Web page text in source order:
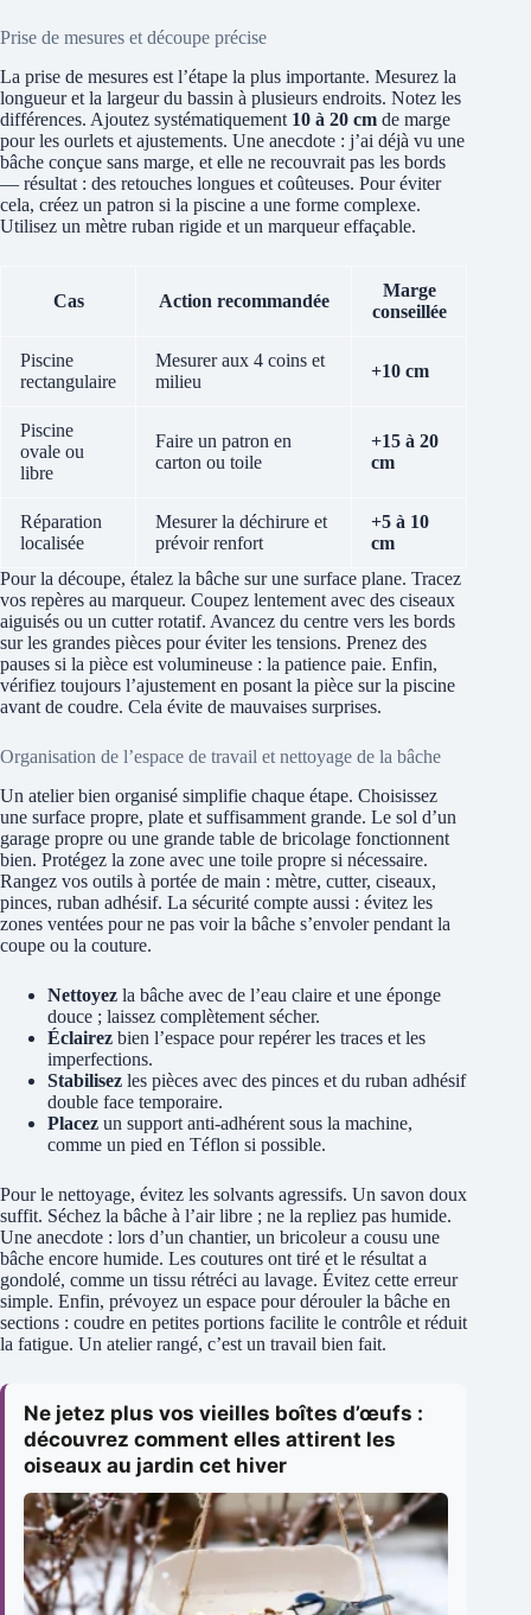
Prise de mesures et découpe précise
La prise de mesures est l’étape la plus importante. Mesurez la
longueur et la largeur du bassin à plusieurs endroits. Notez les
différences. Ajoutez systématiquement 10 à 20 cm de marge
pour les ourlets et ajustements. Une anecdote : j’ai déjà vu une
bâche conçue sans marge, et elle ne recouvrait pas les bords
— résultat : des retouches longues et coûteuses. Pour éviter
cela, créez un patron si la piscine a une forme complexe.
Utilisez un mètre ruban rigide et un marqueur effaçable.
Cas Action recommandée
Marge
conseillée
Piscine
rectangulaire
Mesurer aux 4 coins et
milieu
+10 cm
Piscine
ovale ou
libre
Faire un patron en
carton ou toile
+15 à 20
cm
Réparation
localisée
Mesurer la déchirure et
prévoir renfort
+5 à 10
cm
Pour la découpe, étalez la bâche sur une surface plane. Tracez
vos repères au marqueur. Coupez lentement avec des ciseaux
aiguisés ou un cutter rotatif. Avancez du centre vers les bords
sur les grandes pièces pour éviter les tensions. Prenez des
pauses si la pièce est volumineuse : la patience paie. Enfin,
vérifiez toujours l’ajustement en posant la pièce sur la piscine
avant de coudre. Cela évite de mauvaises surprises.
Organisation de l’espace de travail et nettoyage de la bâche
Un atelier bien organisé simplifie chaque étape. Choisissez
une surface propre, plate et suffisamment grande. Le sol d’un
garage propre ou une grande table de bricolage fonctionnent
bien. Protégez la zone avec une toile propre si nécessaire.
Rangez vos outils à portée de main : mètre, cutter, ciseaux,
pinces, ruban adhésif. La sécurité compte aussi : évitez les
zones ventées pour ne pas voir la bâche s’envoler pendant la
coupe ou la couture.
Nettoyez la bâche avec de l’eau claire et une éponge
douce ; laissez complètement sécher.
Éclairez bien l’espace pour repérer les traces et les
imperfections.
Stabilisez les pièces avec des pinces et du ruban adhésif
double face temporaire.
Placez un support anti-adhérent sous la machine,
comme un pied en Téflon si possible.
Pour le nettoyage, évitez les solvants agressifs. Un savon doux
suffit. Séchez la bâche à l’air libre ; ne la repliez pas humide.
Une anecdote : lors d’un chantier, un bricoleur a cousu une
bâche encore humide. Les coutures ont tiré et le résultat a
gondolé, comme un tissu rétréci au lavage. Évitez cette erreur
simple. Enfin, prévoyez un espace pour dérouler la bâche en
sections : coudre en petites portions facilite le contrôle et réduit
la fatigue. Un atelier rangé, c’est un travail bien fait.
Ne jetez plus vos vieilles boîtes d’œufs :
découvrez comment elles attirent les
oiseaux au jardin cet hiver